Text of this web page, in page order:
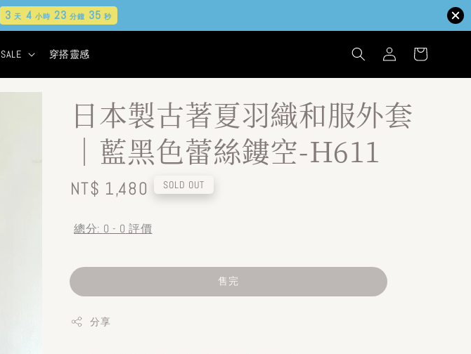
3天 4小時 23分鐘 34秒
SALE 穿搭靈感
日本製古著夏羽織和服外套
｜藍黑色蕾絲鏤空-H611
Regular
NT$ 1,480 SOLD OUT
總分: 0 - 0 評價
售完
分享